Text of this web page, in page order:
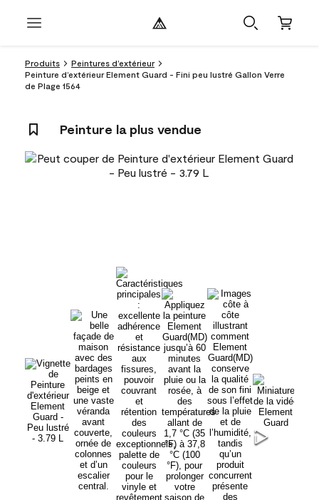
Produits
Peintures d’extérieur
Peinture d’extérieur Element Guard - Fini peu lustré Gallon Verre
de Plage 1564
Peinture la plus vendue